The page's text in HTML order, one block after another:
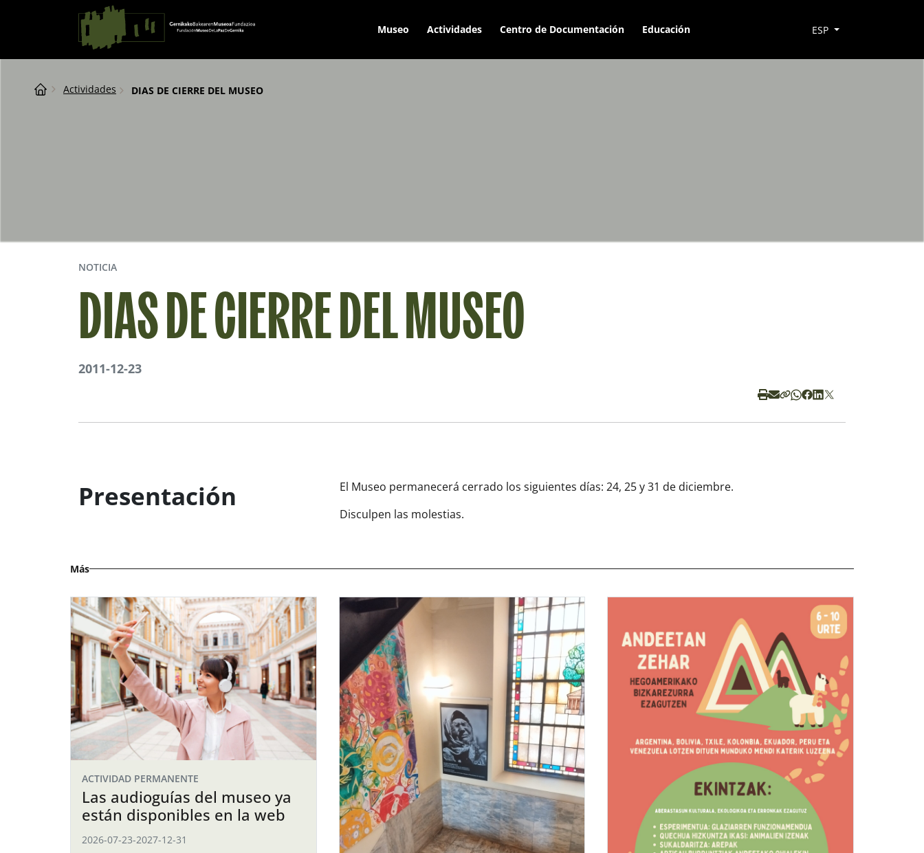
Saltar al contingut
Navegación principal
Museo Actividades Centro de Documentación Educación ESP
Breadcrumb
Actividades DIAS DE CIERRE DEL MUSEO
NOTICIA
DIAS DE CIERRE DEL MUSEO
2011-12-23
Presentación
El Museo permanecerá cerrado los siguientes días: 24, 25 y 31 de diciembre.
Disculpen las molestias.
Más
ACTIVIDAD PERMANENTE
Las audioguías del museo ya
están disponibles en la web
2026-07-23-2027-12-31